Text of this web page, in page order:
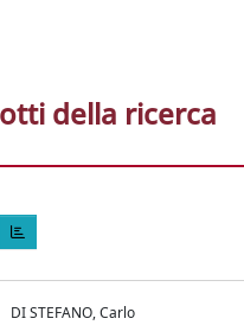
della ricerca
DI STEFANO, Carlo